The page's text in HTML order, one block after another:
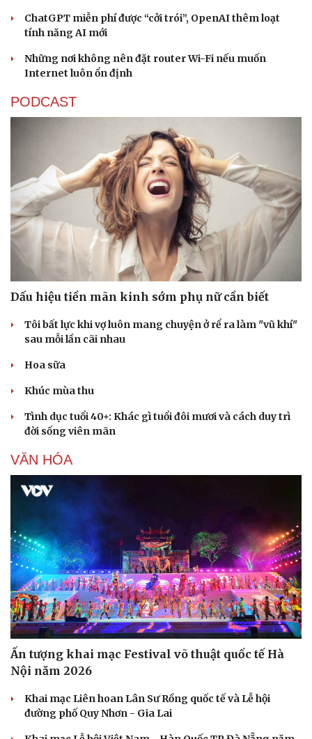
Văn hóa
Sân khấu - Điện ảnh
Âm nhạc
Di sản
Giải trí
ChatGPT miễn phí được “cởi trói”, OpenAI thêm loạt
tính năng AI mới
Những nơi không nên đặt router Wi-Fi nếu muốn
Internet luôn ổn định
PODCAST
Dấu hiệu tiền mãn kinh sớm phụ nữ cần biết
Tôi bất lực khi vợ luôn mang chuyện ở rể ra làm "vũ khí"
sau mỗi lần cãi nhau
Hoa sữa
Khúc mùa thu
Tình dục tuổi 40+: Khác gì tuổi đôi mươi và cách duy trì
đời sống viên mãn
VĂN HÓA
Ấn tượng khai mạc Festival võ thuật quốc tế Hà
Nội năm 2026
Khai mạc Liên hoan Lân Sư Rồng quốc tế và Lễ hội
đường phố Quy Nhơn - Gia Lai